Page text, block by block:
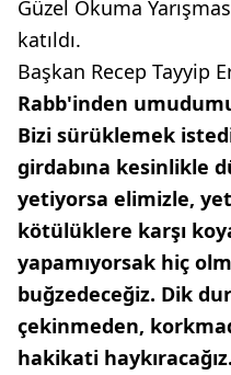
Güzel Okuma
katıldı.
Başkan Recep Tayyip
Rabb'inden
Bizi sürüklemek
girdabına kesinlikle
yetiyorsa elimizle,
kötülüklere karşı
yapamıyorsak hiç
buğzedeceğiz. Dik
çekinmeden,
hakikati